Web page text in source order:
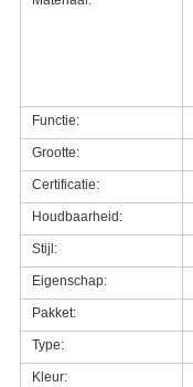
Functie:
Grootte:
Certificatie:
Houdbaarheid:
Stijl:
Eigenschap:
Pakket:
Type:
Kleur: